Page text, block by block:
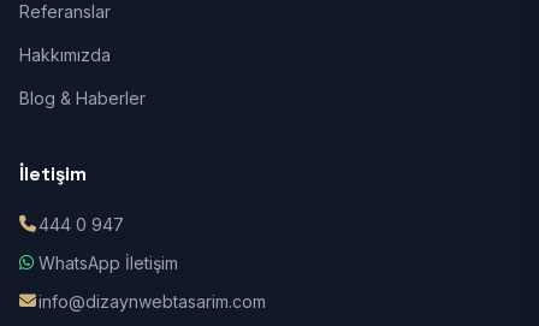
Referanslar
Hakkımızda
Blog & Haberler
İletişim
444 0 947
WhatsApp İletişim
info@dizaynwebtasarim.com